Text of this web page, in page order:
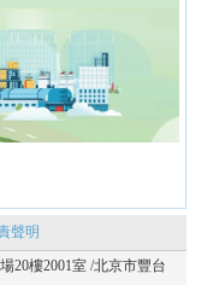
聲明
20樓2001室 /北京市豐台